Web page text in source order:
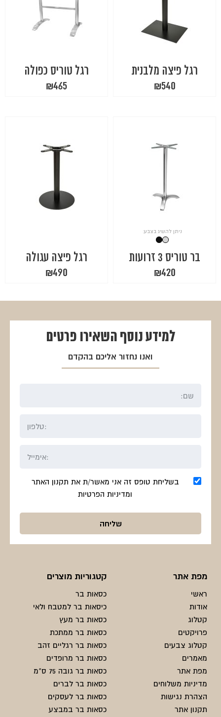
רגל פיצה מלבנית
₪540
רגל טוריס כפולה
₪465
ניתן להשיג בצבע:
בר טוריס 3 זרועות
₪420
רגל פיצה עגולה
₪490
מפת אתר
ראשי
אודות
קטלוג
פרויקטים
קטלוג צבעים
מאמרים
מפת אתר
מדיניות משלוחים
הצהרת נגישות
תקנון אתר
קטגוריות מוצרים
כסאות בר
כיסאות בר למטבח ולאי
כסאות בר מעץ
כסאות בר ממתכת
כסאות בר רגליים זהב
כסאות בר מרופדים
כסאות בר גובה 75 ס"מ
כסאות בר לברים
כסאות בר לעסקים
כסאות בר במבצע
למידע נוסף השאירו פרטים
ואנו נחזור אליכם בהקדם
בשליחת טופס זה אני מאשר/ת את תקנון האתר
ומדיניות הפרטיות